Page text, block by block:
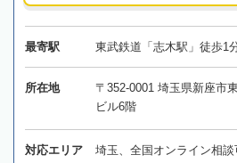
最寄駅 東武鉄道「志木駅」徒歩1
所在地
〒352-0001 埼玉県新座市
ビル6階
対応エリア 埼玉、全国オンライン相談